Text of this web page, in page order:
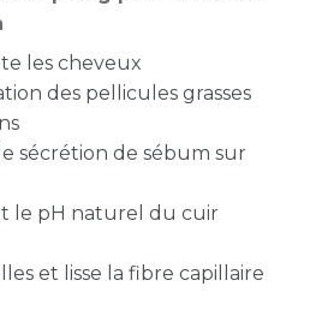
les cheveux
des pellicules grasses
sécrétion de sébum sur
le pH naturel du cuir
et lisse la fibre capillaire